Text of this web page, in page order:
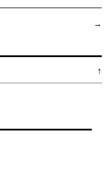
новости →
↑